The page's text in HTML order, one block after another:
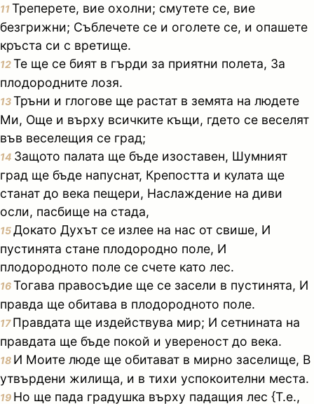
11Треперете, вие охолни; смутете се, вие
безгрижни; Съблечете се и оголете се, и опашете
кръста си с вретище.
12Те ще се бият в гърди за приятни полета, За
плодородните лозя.
13Тръни и глогове ще растат в земята на людете
Ми, Още и върху всичките къщи, гдето се веселят
във веселещия се град;
14 Защото палата ще бъде изоставен, Шумният
град ще бъде напуснат, Крепостта и кулата ще
станат до века пещери, Наслаждение на диви
осли, пасбище на стада,
15Докато Духът се излее на нас от свише, И
пустинята стане плодородно поле, И
плодородното поле се счете като лес.
16Тогава правосъдие ще се засели в пустинята, И
правда ще обитава в плодородното поле.
17Правдата ще издействува мир; И сетнината на
правдата ще бъде покой и увереност до века.
18 И Моите люде ще обитават в мирно заселище, В
утвърдени жилища, и в тихи успокоителни места.
19 Но ще пада градушка върху падащия лес {Т.е.,